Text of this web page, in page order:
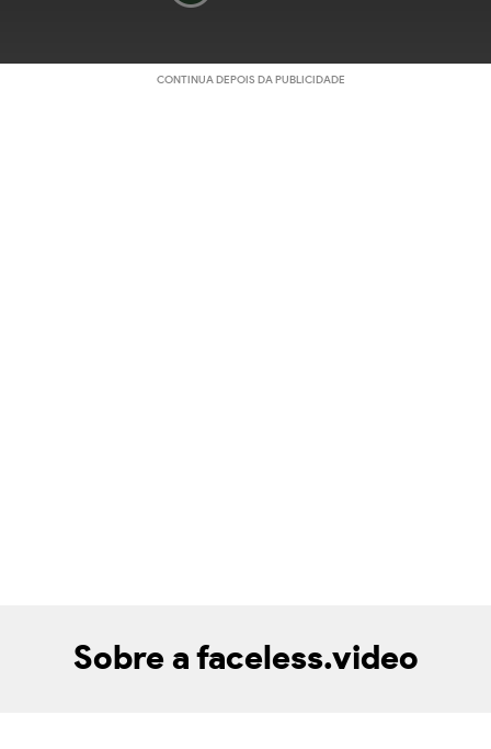
CONTINUA DEPOIS DA PUBLICIDADE
Sobre a faceless.video